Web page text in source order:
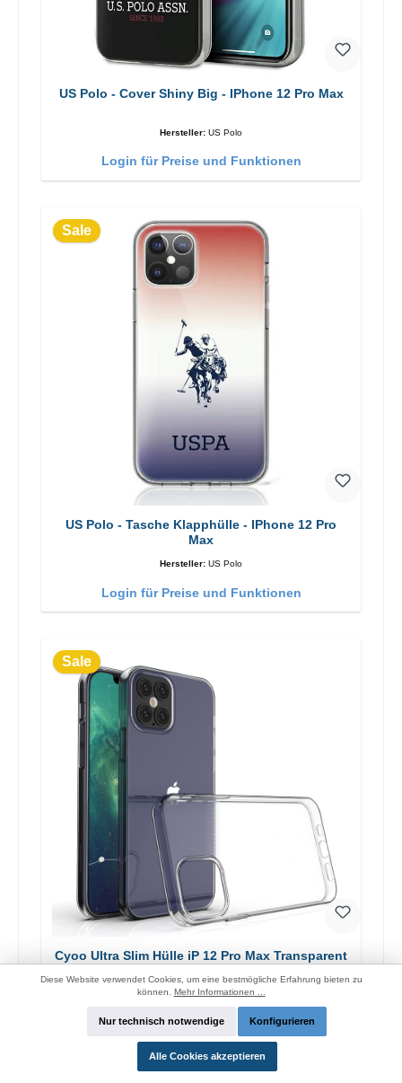
US Polo - Cover Shiny Big - IPhone 12 Pro Max
Hersteller: US Polo
Login für Preise und Funktionen
Sale
US Polo - Tasche Klapphülle - IPhone 12 Pro
Max
Hersteller: US Polo
Login für Preise und Funktionen
Sale
Cyoo Ultra Slim Hülle iP 12 Pro Max Transparent
Hersteller:Cyoo
Login für Preise und Funktionen
Diese Website verwendet Cookies, um eine bestmögliche Erfahrung bieten zu
können. Mehr Informationen ...
Nur technisch notwendige Konfigurieren
Alle Cookies akzeptieren